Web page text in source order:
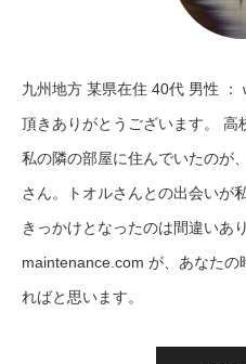
九州地方 某県在住 40代 男性
頂きありがとうございます。 高
私の隣の部屋に住んでいたのが
さん。トオルさんとの出会いが
きっかけとなったのは間違いあ
maintenance.com が、あなたの
ればと思います。